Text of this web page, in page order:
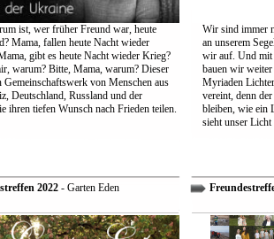
ist, wer früher Freund war, heute
Mama, fallen heute Nacht wieder
gibt es heute Nacht wieder Krieg?
warum? Bitte, Mama, warum? Dieser
Gemeinschaftswerk von Menschen aus
Deutschland, Russland und der
ihren tiefen Wunsch nach Frieden teilen.
Wir sind immer
an unserem
wir auf. Und mit
bauen wir
Myriaden
vereint, denn
bleiben, wie ein
sieht unser
2022- Garten Eden